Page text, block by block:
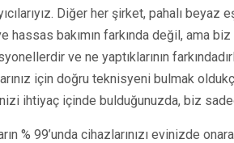
Diğer her şirket, pahalı
hassas bakımın farkında değil, ama
ve ne yaptıklarının
için doğru teknisyeni bulmak
ihtiyaç içinde bulduğunuzda, biz
% 99’unda cihazlarınızı evinizde